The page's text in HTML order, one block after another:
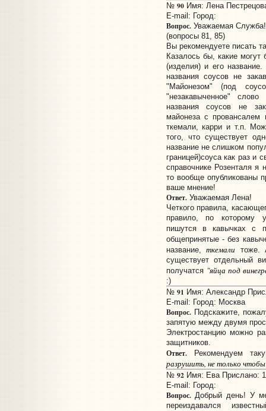
№ 90Имя: Лена
E-mail: Город:
Вопрос.Уважаемая Служба!
(вопросы 81, 85)
Вы рекомендуете писать
Казалось бы, какие могут
(изделия) и его
названия соусов не
"Майонезом" (под
"незакавыченное"
названия соусов не
майонеза с провансалем
ткемали, карри и т.п.
того, что существует
название не слишком
границей)соуса как раз и
справочнике Розенталя я
то вообще опубликованы
ваше мнение!
Ответ.Уважаемая Лена!
Четкого правила,
правило, по которому
пишутся в кавычках с
общепринятые - без
название,ткемали
существует отдельный
получатся "яйца под
:)
№ 91 Имя: Александр
E-mail: Город: Москва
Вопрос.Подскажите,
запятую между двумя
Электростанцию можно
защитников.
Ответ.Рекомендуем
разрушить, не только
№ 92Имя: Ева Прислано:
E-mail: Город:
Вопрос.Добрый день! У
переиздавался